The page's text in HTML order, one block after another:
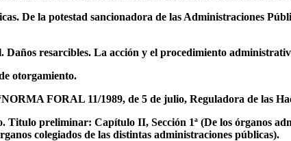
De la potestad sancionadora de las Administraciones
resarcibles. La acción y el procedimiento
otorgamiento.
FORAL 11/1989, de 5 de julio, Reguladora de las
preliminar: Capítulo II, Sección 1ª (De los órganos
colegiados de las distintas administraciones públicas).